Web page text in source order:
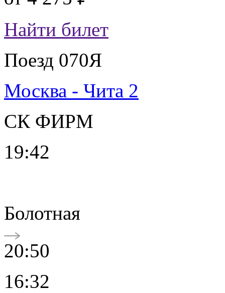
Найти билет
Поезд 070Я
Москва - Чита 2
СК ФИРМ
19:42
Болотная
20:50
16:32